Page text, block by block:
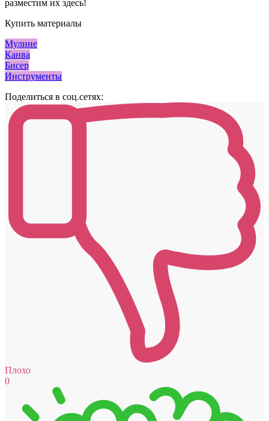
разместим их здесь!
Купить материалы
Мулине
Канва
Бисер
Инструменты
Поделиться в соц.сетях:
Плохо
0